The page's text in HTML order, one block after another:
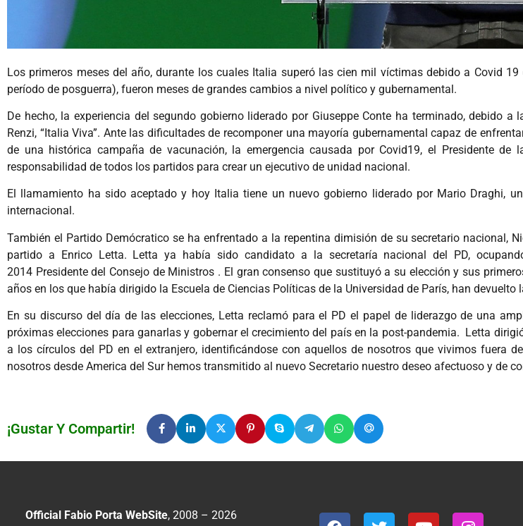
Los primeros meses del año, durante los cuales Italia superó las cien mil víctimas debido a Covid
período de posguerra), fueron meses de grandes cambios a nivel político y gubernamental.
De hecho, la experiencia del segundo gobierno liderado por Giuseppe Conte ha terminado, debido
Renzi, “Italia Viva”. Ante las dificultades de recomponer una mayoría gubernamental capaz de
de una histórica campaña de vacunación, la emergencia causada por Covid19, el Presidente
responsabilidad de todos los partidos para crear un ejecutivo de unidad nacional.
El llamamiento ha sido aceptado y hoy Italia tiene un nuevo gobierno liderado por Mario Draghi,
internacional.
También el Partido Demócratico se ha enfrentado a la repentina dimisión de su secretario nacional,
partido a Enrico Letta. Letta ya había sido candidato a la secretaría nacional del PD,
2014 Presidente del Consejo de Ministros . El gran consenso que sustituyó a su elección y sus
años en los que había dirigido la Escuela de Ciencias Políticas de la Universidad de París, han
En su discurso del día de las elecciones, Letta reclamó para el PD el papel de liderazgo de una
próximas elecciones para ganarlas y gobernar el crecimiento del país en la post-pandemia. Letta
a los círculos del PD en el extranjero, identificándose con aquellos de nosotros que vivimos fuera
nosotros desde America del Sur hemos transmitido al nuevo Secretario nuestro deseo afectuoso y de
¡Gustar Y Compartir!
Official Fabio Porta WebSite, 2008 – 2026